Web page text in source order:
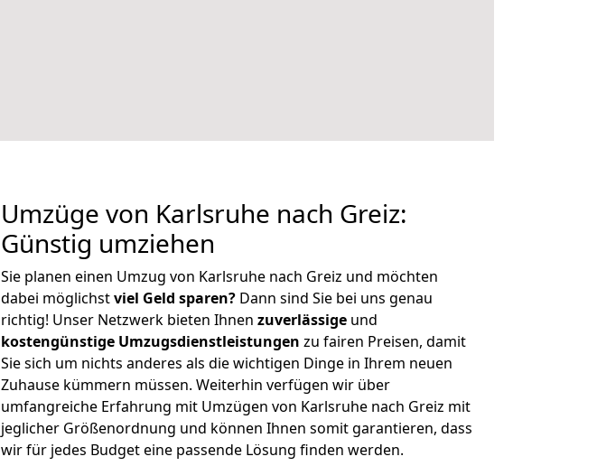
Umzüge von Karlsruhe nach Greiz:
Günstig umziehen
Sie planen einen Umzug von Karlsruhe nach Greiz und möchten
dabei möglichstviel Geld sparen? Dann sind Sie bei uns genau
richtig! Unser Netzwerk bieten Ihnen zuverlässige und
kostengünstige Umzugsdienstleistungen zu fairen Preisen, damit
Sie sich um nichts anderes als die wichtigen Dinge in Ihrem neuen
Zuhause kümmern müssen. Weiterhin verfügen wir über
umfangreiche Erfahrung mit Umzügen von Karlsruhe nach Greiz mit
jeglicher Größenordnung und können Ihnen somit garantieren, dass
wir für jedes Budget eine passende Lösung finden werden.